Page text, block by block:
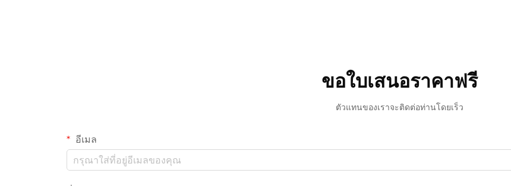
ขอใบเสนอราคาฟรี
ตัวแทนของเราจะติดต่อท่านโดยเร็ว
อีเมล